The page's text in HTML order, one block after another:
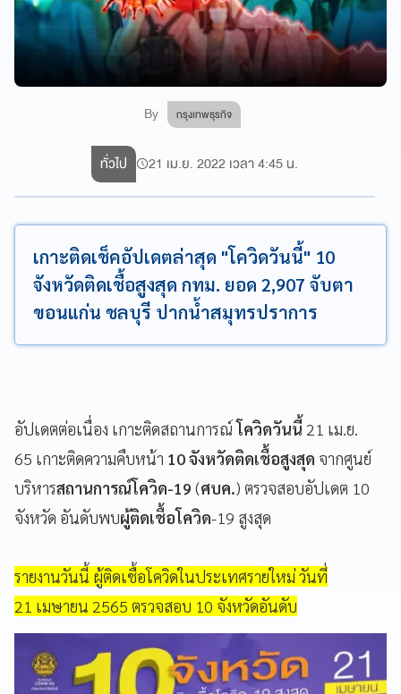
By กรุงเทพธุรกิจ
ทั่วไป 21 เม.ย. 2022 เวลา 4:45 น.
เกาะติดเช็คอัปเดตล่าสุด "โควิดวันนี้" 10
จังหวัดติดเชื้อสูงสุด กทม. ยอด 2,907 จับตา
ขอนแก่น ชลบุรี ปากน้ำสมุทรปราการ
อัปเดตต่อเนื่อง เกาะติดสถานการณ์โควิดวันนี้ 21 เม.ย.
65 เกาะติดความคืบหน้า 10 จังหวัดติดเชื้อสูงสุด จากศูนย์
บริหารสถานการณ์โควิด-19 (ศบค.) ตรวจสอบอัปเดต 10
จังหวัด อันดับพบผู้ติดเชื้อโควิด-19 สูงสุด
รายงานวันนี้ ผู้ติดเชื้อโควิดในประเทศรายใหม่ วันที่
21 เมษายน 2565 ตรวจสอบ 10 จังหวัดอันดับ